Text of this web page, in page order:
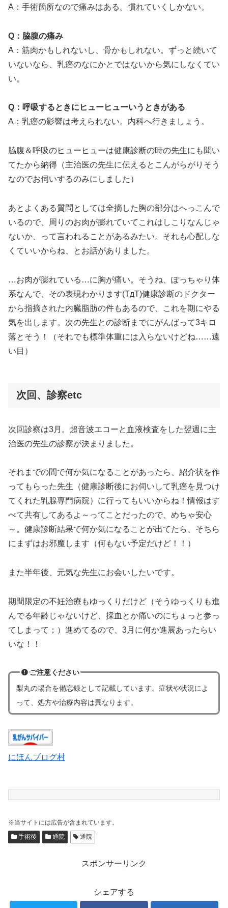
A：手術箇所なので痛みはある。慣れていくしかない。
Q：脇腹の痛み
A：筋肉かもしれないし、骨かもしれない。ずっと続いて
いないなら、乳癌のなにかとではないから気にしなくてい
い。
Q：呼吸するときにヒューヒューいうときがある
A：乳癌の影響は考えられない。内科へ行きましょう。
脇腹＆呼吸のヒューヒューは健康診断の時の先生にも聞い
てたから納得（主治医の先生に伝えるとこんがらがりそう
なのでお伺いするのみにしました）
あとよくある質問としては全摘した胸の部分はへっこんで
いるので、周りのお肉が膨れていてこれはしこりなんじゃ
ないか、って言われることがあるみたい。それも心配しな
くていいからね、とお話がありました。
…お肉が膨れている…に胸が痛い。そうね、ぽっちゃり体
系なんで、その表現わかります(TдT)健康診断のドクター
から指摘された内臓脂肪の件もあるので、これを期にやる
気を出します。次の先生との診断までにがんばって3キロ
落とそう！（それでも標準体重には入らないけどね……遠
い目）
次回、診察etc
次回診察は3月。超音波エコーと血液検査をした翌週に主
治医の先生の診察が決まりました。
それまでの間で何か気になることがあったら、紹介状を作
ってもらった先生（健康診断後にお伺いして乳癌を見つけ
てくれた乳腺専門病院）に行ってもいいからね！情報はす
べて共有してあるよ～ってことだったので、めちゃ安心
～。健康診断結果で何か気になることが出てたら、そちら
にまずはお邪魔します（何もない予定だけど！！）
また半年後、元気な先生にお会いしたいです。
期間限定の不妊治療もゆっくりだけど（そうゆっくりも進
んでる年齢じゃないけど、採血とか痛いのにちょっと参っ
てしまって；）進めてるので、3月に何か進展あったらい
いな！！
ご注意ください
梨丸の場合を備忘録として記載しています。症状や状況によ
って、処方や治療内容は異なります。
にほんブログ村
※当サイトには広告が含まれています。
手術後
通院 通院
スポンサーリンク
シェアする